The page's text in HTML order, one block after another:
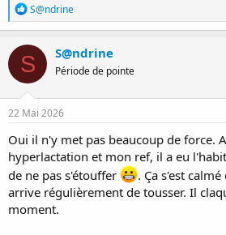
R
é
a
c
t
i
o
n
s
S@ndrine
S S@ndrine
Période de pointe
22 Mai 2026
Oui il n'y met pas beaucoup de force.
hyperlactation et mon ref, il a eu
de ne pas s'étouffer
. Ça s'est
arrive régulièrement de tousser. Il
moment.